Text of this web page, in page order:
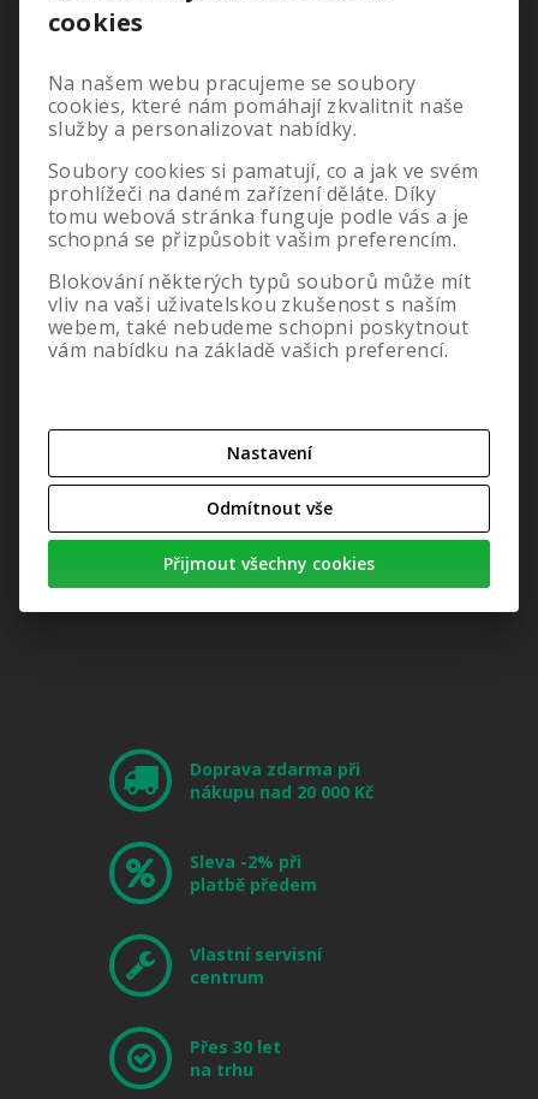
Vše o nákupu
Doprava a platba
Reklamace
Servis
Jak se stát naším velkoobchodním partnerem
Ochrana osobních údajů
Odstoupení od smlouvy
Nastavení cookies
Doprava zdarma při
nákupu nad 20 000 Kč
Sleva -2% při
platbě předem
Vlastní servisní
centrum
Přes 30 let
na trhu
cookies
Na našem webu pracujeme se soubory
cookies, které nám pomáhají zkvalitnit naše
služby a personalizovat nabídky.
Soubory cookies si pamatují, co a jak ve svém
prohlížeči na daném zařízení děláte. Díky
tomu webová stránka funguje podle vás a je
schopná se přizpůsobit vašim preferencím.
Blokování některých typů souborů může mít
vliv na vaši uživatelskou zkušenost s naším
webem, také nebudeme schopni poskytnout
vám nabídku na základě vašich preferencí.
Nastavení
Odmítnout vše
Přijmout všechny cookies